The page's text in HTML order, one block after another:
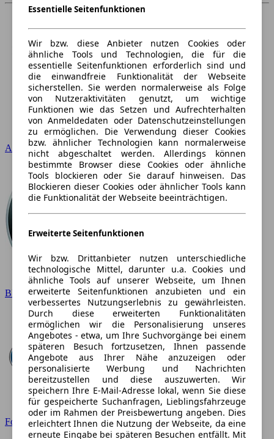
Audi
BMW
Ford
Essentielle Seitenfunktionen
Wir bzw. diese Anbieter nutzen Cookies oder
ähnliche Tools und Technologien, die für die
essentielle Seitenfunktionen erforderlich sind und
die einwandfreie Funktionalität der Webseite
sicherstellen. Sie werden normalerweise als Folge
von Nutzeraktivitäten genutzt, um wichtige
Funktionen wie das Setzen und Aufrechterhalten
von Anmeldedaten oder Datenschutzeinstellungen
zu ermöglichen. Die Verwendung dieser Cookies
bzw. ähnlicher Technologien kann normalerweise
nicht abgeschaltet werden. Allerdings können
bestimmte Browser diese Cookies oder ähnliche
Tools blockieren oder Sie darauf hinweisen. Das
Blockieren dieser Cookies oder ähnlicher Tools kann
die Funktionalität der Webseite beeinträchtigen.
Erweiterte Seitenfunktionen
Wir bzw. Drittanbieter nutzen unterschiedliche
technologische Mittel, darunter u.a. Cookies und
ähnliche Tools auf unserer Webseite, um Ihnen
erweiterte Seitenfunktionen anzubieten und ein
verbessertes Nutzungserlebnis zu gewährleisten.
Durch diese erweiterten Funktionalitäten
ermöglichen wir die Personalisierung unseres
Angebotes - etwa, um Ihre Suchvorgänge bei einem
späteren Besuch fortzusetzen, Ihnen passende
Angebote aus Ihrer Nähe anzuzeigen oder
personalisierte Werbung und Nachrichten
bereitzustellen und diese auszuwerten. Wir
speichern Ihre E-Mail-Adresse lokal, wenn Sie diese
für gespeicherte Suchanfragen, Lieblingsfahrzeuge
oder im Rahmen der Preisbewertung angeben. Dies
erleichtert Ihnen die Nutzung der Webseite, da eine
erneute Eingabe bei späteren Besuchen entfällt. Mit